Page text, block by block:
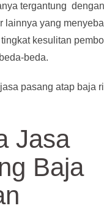
tergantung
lainnya yang
kesulitan
beda.
pasang atap baja
Jasa
Baja